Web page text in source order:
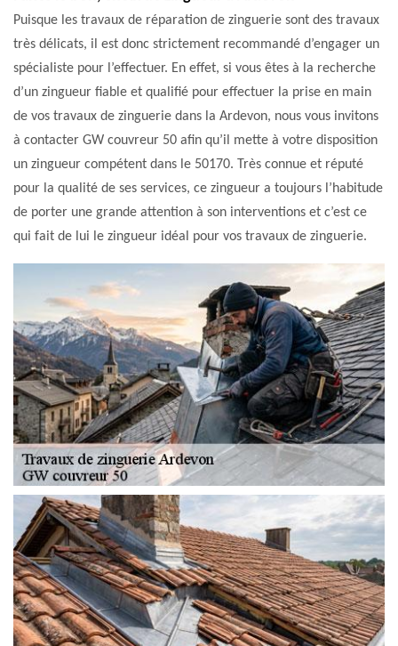
Puisque les travaux de réparation de zinguerie sont des travaux
très délicats, il est donc strictement recommandé d’engager un
spécialiste pour l’effectuer. En effet, si vous êtes à la recherche
d’un zingueur fiable et qualifié pour effectuer la prise en main
de vos travaux de zinguerie dans la Ardevon, nous vous invitons
à contacter GW couvreur 50 afin qu’il mette à votre disposition
un zingueur compétent dans le 50170. Très connue et réputé
pour la qualité de ses services, ce zingueur a toujours l’habitude
de porter une grande attention à son interventions et c’est ce
qui fait de lui le zingueur idéal pour vos travaux de zinguerie.